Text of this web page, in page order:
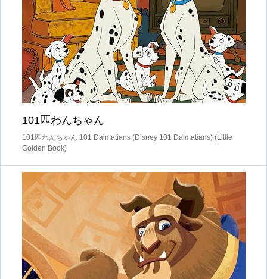
101匹わんちゃん
101匹わんちゃん 101 Dalmatians (Disney 101 Dalmatians) (Little
Golden Book)